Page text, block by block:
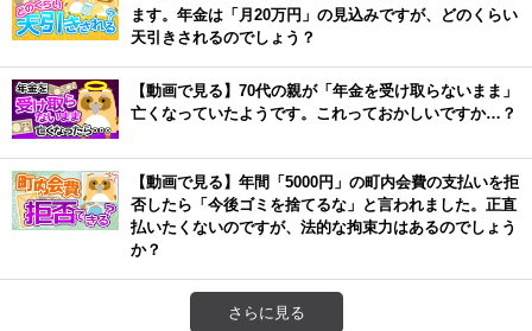
ます。年金は「月20万円」の見込みですが、どのくらい
天引きされるのでしょう？
【動画で見る】70代の親が「年金を受け取らないまま」
亡くなっていたようです。これっておかしいですか…？
【動画で見る】年間「5000円」の町内会費の支払いを拒
否したら「今後ゴミを捨てるな」と言われました。正直
払いたくないのですが、法的な拘束力はあるのでしょう
か？
さらに見る